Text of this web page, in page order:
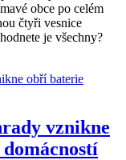
obce po celém
čtyři vesnice
je všechny?
vznikne